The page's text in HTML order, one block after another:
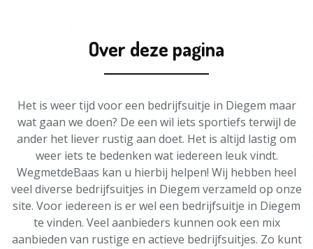
Over deze pagina
Het is weer tijd voor een bedrijfsuitje in Diegem maar
wat gaan we doen? De een wil iets sportiefs terwijl de
ander het liever rustig aan doet. Het is altijd lastig om
weer iets te bedenken wat iedereen leuk vindt.
WegmetdeBaas kan u hierbij helpen! Wij hebben heel
veel diverse bedrijfsuitjes in Diegem verzameld op onze
site. Voor iedereen is er wel een bedrijfsuitje in Diegem
te vinden. Veel aanbieders kunnen ook een mix
aanbieden van rustige en actieve bedrijfsuitjes. Zo kunt